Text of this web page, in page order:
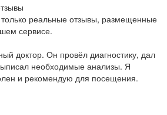
реальные отзывы, размещенные
сервисе.
доктор. Он провёл диагностику, дал
необходимые анализы. Я
и рекомендую для посещения.